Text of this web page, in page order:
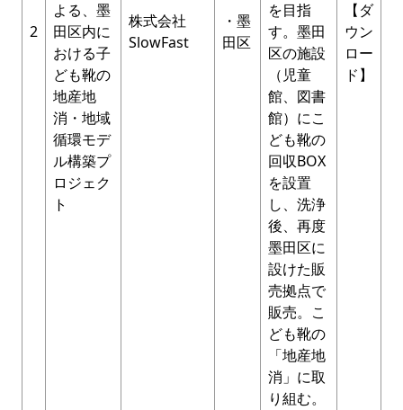
2
よる、墨
田区内に
おける⼦
ども靴の
地産地
消・地域
循環モデ
ル構築プ
ロジェク
ト
株式会社
SlowFast
・墨
田区
を目指
す。墨田
区の施設
（児童
館、図書
館）にこ
ども靴の
回収BOX
を設置
し、洗浄
後、再度
墨田区に
設けた販
売拠点で
販売。こ
ども靴の
「地産地
消」に取
り組む。
【ダ
ウン
ロー
ド】